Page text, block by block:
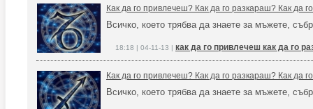
Как да го привлечеш? Как да го разкараш? Как да
Всичко, което трябва да знаете за мъжете,
18:18 | 04-11-13 | как да го привлечеш как да го
Как да го привлечеш? Как да го разкараш? Как да
Всичко, което трябва да знаете за мъжете,